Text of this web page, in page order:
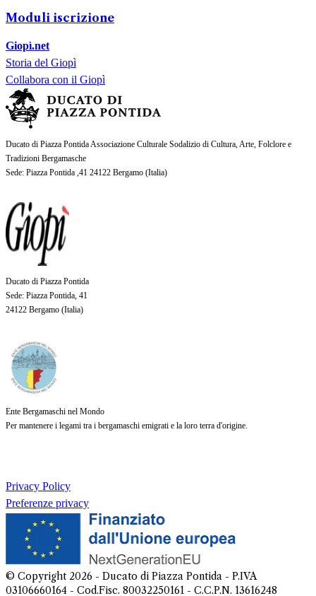
Moduli iscrizione
Giopì.net
Storia del Giopì
Collabora con il Giopì
Ducato di Piazza Pontida Associazione Culturale Sodalizio di Cultura, Arte, Folclore e
Tradizioni Bergamasche
Sede: Piazza Pontida ,41 24122 Bergamo (Italia)
Ducato di Piazza Pontida
Sede: Piazza Pontida, 41
24122 Bergamo (Italia)
Ente Bergamaschi nel Mondo
Per mantenere i legami tra i bergamaschi emigrati e la loro terra d'origine.
Privacy Policy
Preferenze privacy
© Copyright 2026 - Ducato di Piazza Pontida - P.IVA
03106660164 - Cod.Fisc. 80032250161 - C.C.P.N. 13616248